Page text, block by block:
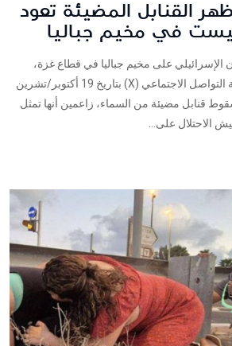
القنابل المضيئة تعود
على مخيم جباليا في قطاع غزة،
نشرت حسابات على منصة التواصل الاجتماعي (X) بتاريخ 19 أكتوبر/تشرين
تُظهر سقوط قنابل مضيئة من السماء، زاعمين أنها تمثل
الاحتلال على...